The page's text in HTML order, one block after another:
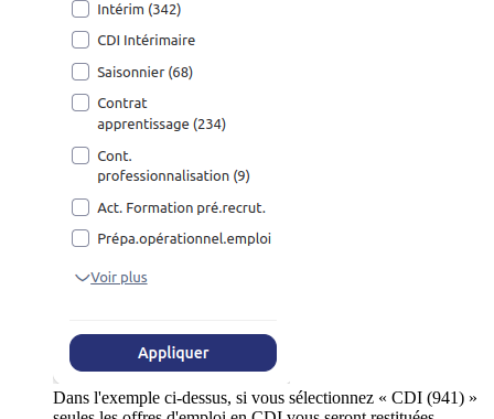
Dans l'exemple ci-dessus, si vous sélectionnez « CDI (941) »